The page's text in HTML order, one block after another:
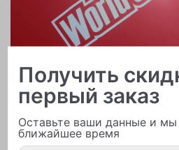
Получить
первый заказ
Оставьте ваши данные и
ближайшее время